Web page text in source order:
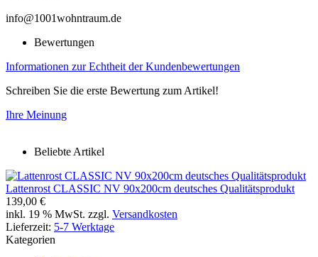
info@1001wohntraum.de
Bewertungen
Informationen zur Echtheit der Kundenbewertungen
Schreiben Sie die erste Bewertung zum Artikel!
Ihre Meinung
Beliebte Artikel
Lattenrost CLASSIC NV 90x200cm deutsches Qualitätsprodukt
139,00 €
inkl. 19 % MwSt. zzgl. Versandkosten
Lieferzeit: 5-7 Werktage
Kategorien